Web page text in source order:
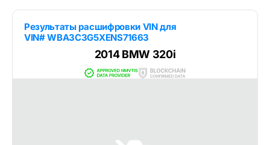
Результаты расшифровки VIN для
VIN# WBA3C3G5XENS71663
2014 BMW 320i